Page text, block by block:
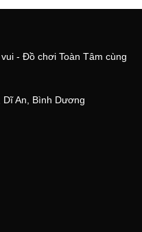
- Đồ chơi Toàn Tâm cùng
An, Bình Dương